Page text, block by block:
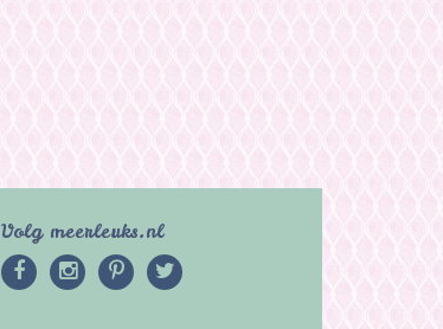
Volg meerleuks.nl